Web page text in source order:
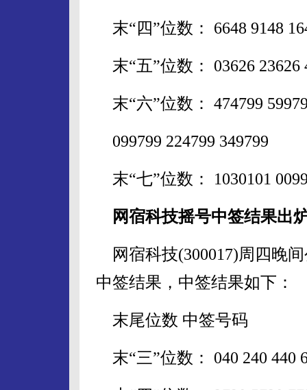
末“四”位数： 6648 9148
末“五”位数： 03626 23626
末“六”位数： 474799
099799 224799 349799
末“七”位数： 1030101
网宿科技摇号中签结果出
网宿科技(300017)周四晚
中签结果，中签结果如下：
末尾位数 中签号码
末“三”位数： 040 240 440